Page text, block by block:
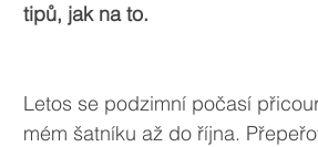
tipů, jak na to.
Letos se podzimní počasí
mém šatníku až do října.